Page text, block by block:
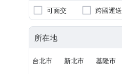
可面交 跨國運送
所在地
台北市 新北市 基隆市